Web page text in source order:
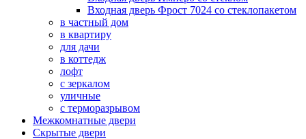
Входная дверь Фрост 7024 со стеклопакетом
в частный дом
в квартиру
для дачи
в коттедж
лофт
с зеркалом
уличные
с терморазрывом
Межкомнатные двери
Скрытые двери